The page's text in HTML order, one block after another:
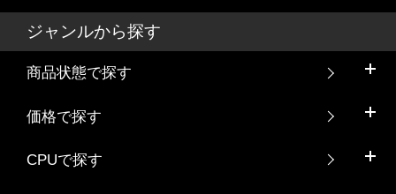
ジャンルから探す
商品状態で探す
価格で探す
CPUで探す